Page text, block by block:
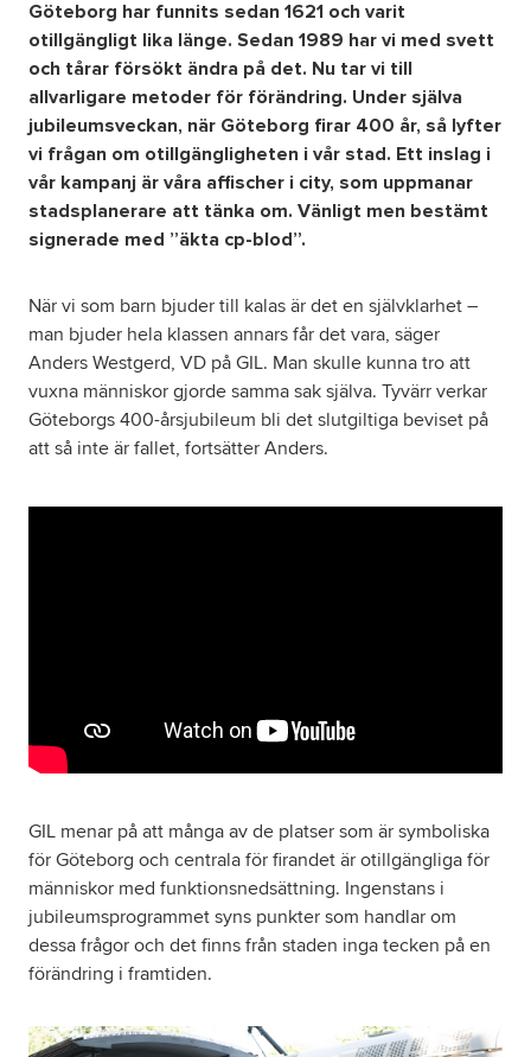
Göteborg har funnits sedan 1621 och varit
otillgängligt lika länge. Sedan 1989 har vi med svett
och tårar försökt ändra på det. Nu tar vi till
allvarligare metoder för förändring. Under själva
jubileumsveckan, när Göteborg firar 400 år, så lyfter
vi frågan om otillgängligheten i vår stad. Ett inslag i
vår kampanj är våra affischer i city, som uppmanar
stadsplanerare att tänka om. Vänligt men bestämt
signerade med ”äkta cp-blod”.
När vi som barn bjuder till kalas är det en självklarhet –
man bjuder hela klassen annars får det vara, säger
Anders Westgerd, VD på GIL. Man skulle kunna tro att
vuxna människor gjorde samma sak själva. Tyvärr verkar
Göteborgs 400-årsjubileum bli det slutgiltiga beviset på
att så inte är fallet, fortsätter Anders.
GIL menar på att många av de platser som är symboliska
för Göteborg och centrala för firandet är otillgängliga för
människor med funktionsnedsättning. Ingenstans i
jubileumsprogrammet syns punkter som handlar om
dessa frågor och det finns från staden inga tecken på en
förändring i framtiden.